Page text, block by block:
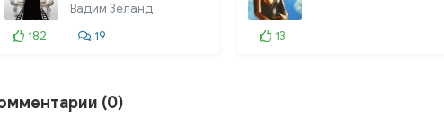
кинокартине
Вадим Зеланд
182
19 13
(0)